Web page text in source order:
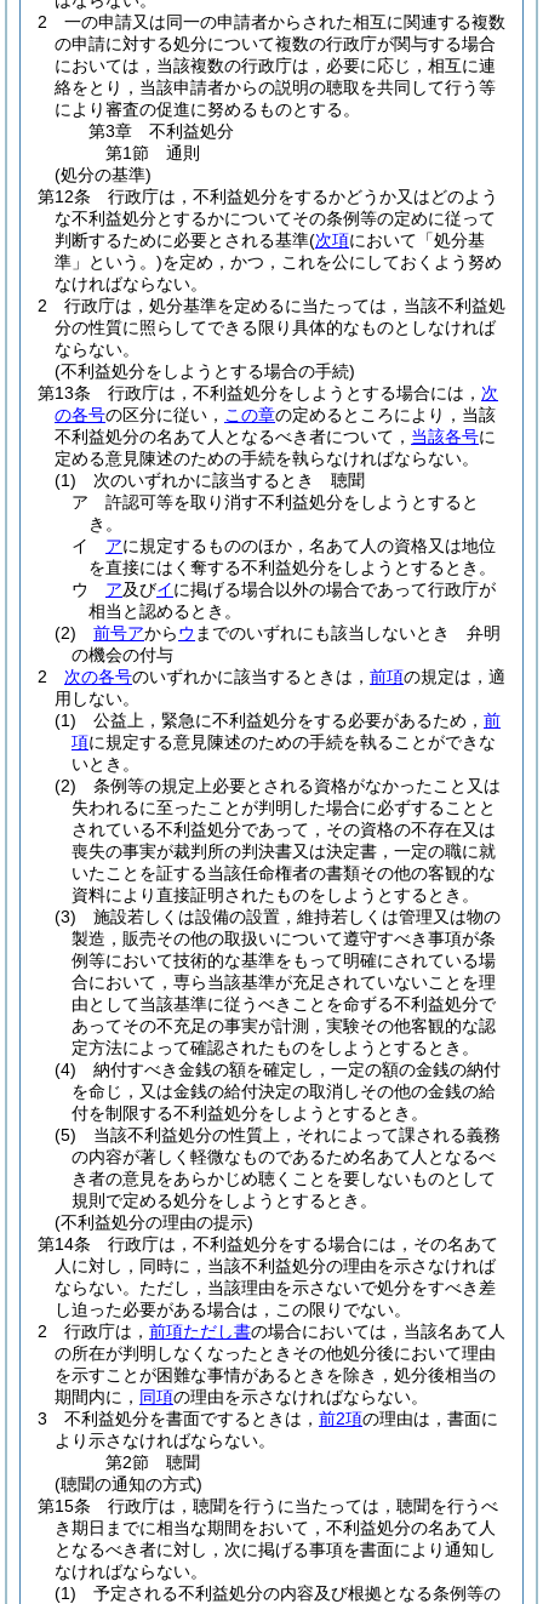
2
一の申請又は同一の申請者からされた相互に関連する複数
の申請に対する処分について複数の行政庁が関与する場合
においては，当該複数の行政庁は，必要に応じ，相互に連
絡をとり，当該申請者からの説明の聴取を共同して行う等
により審査の促進に努めるものとする。
第3章
不利益処分
第1節
通則
(処分の基準)
第12条
行政庁は，不利益処分をするかどうか又はどのよう
な不利益処分とするかについてその条例等の定めに従って
判断するために必要とされる基準(次項において「処分基
準」という。)を定め，かつ，これを公にしておくよう努め
なければならない。
2
行政庁は，処分基準を定めるに当たっては，当該不利益処
分の性質に照らしてできる限り具体的なものとしなければ
ならない。
(不利益処分をしようとする場合の手続)
第13条
行政庁は，不利益処分をしようとする場合には， 次
の各号の区分に従い， この章の定めるところにより，当該
不利益処分の名あて人となるべき者について， 当該各号に
定める意見陳述のための手続を執らなければならない。
(1)
次のいずれかに該当するとき 聴聞
ア
許認可等を取り消す不利益処分をしようとすると
き。
イ
アに規定するもののほか，名あて人の資格又は地位
を直接にはく奪する不利益処分をしようとするとき。
ウ
ア及びイに掲げる場合以外の場合であって行政庁が
相当と認めるとき。
(2)
前号アからウ までのいずれにも該当しないとき 弁明
の機会の付与
2
次の各号のいずれかに該当するときは， 前項の規定は，適
用しない。
(1)
公益上，緊急に不利益処分をする必要があるため， 前
項に規定する意見陳述のための手続を執ることができな
いとき。
(2)
条例等の規定上必要とされる資格がなかったこと又は
失われるに至ったことが判明した場合に必ずすることと
されている不利益処分であって，その資格の不存在又は
喪失の事実が裁判所の判決書又は決定書，一定の職に就
いたことを証する当該任命権者の書類その他の客観的な
資料により直接証明されたものをしようとするとき。
(3)
施設若しくは設備の設置，維持若しくは管理又は物の
製造，販売その他の取扱いについて遵守すべき事項が条
例等において技術的な基準をもって明確にされている場
合において，専ら当該基準が充足されていないことを理
由として当該基準に従うべきことを命ずる不利益処分で
あってその不充足の事実が計測，実験その他客観的な認
定方法によって確認されたものをしようとするとき。
(4)
納付すべき金銭の額を確定し，一定の額の金銭の納付
を命じ，又は金銭の給付決定の取消しその他の金銭の給
付を制限する不利益処分をしようとするとき。
(5)
当該不利益処分の性質上，それによって課される義務
の内容が著しく軽微なものであるため名あて人となるべ
き者の意見をあらかじめ聴くことを要しないものとして
規則で定める処分をしようとするとき。
(不利益処分の理由の提示)
第14条
行政庁は，不利益処分をする場合には，その名あて
人に対し，同時に，当該不利益処分の理由を示さなければ
ならない。 ただし，当該理由を示さないで処分をすべき差
し迫った必要がある場合は，この限りでない。
2
行政庁は， 前項ただし書の場合においては，当該名あて人
の所在が判明しなくなったときその他処分後において理由
を示すことが困難な事情があるときを除き，処分後相当の
期間内に， 同項の理由を示さなければならない。
3
不利益処分を書面でするときは， 前2項の理由は，書面に
より示さなければならない。
第2節
聴聞
(聴聞の通知の方式)
第15条
行政庁は，聴聞を行うに当たっては，聴聞を行うべ
き期日までに相当な期間をおいて，不利益処分の名あて人
となるべき者に対し，次に掲げる事項を書面により通知し
なければならない。
(1)
予定される不利益処分の内容及び根拠となる条例等の